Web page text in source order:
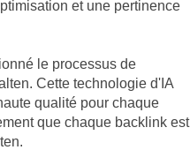
et une pertinence
le processus de
Cette technologie d'IA
qualité pour chaque
que chaque backlink est